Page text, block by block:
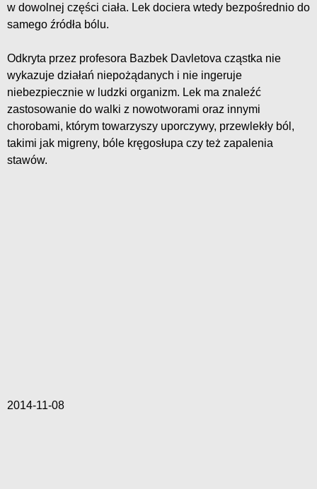
w dowolnej części ciała. Lek dociera wtedy bezpośrednio do
samego źródła bólu.
Odkryta przez profesora Bazbek Davletova cząstka nie
wykazuje działań niepożądanych i nie ingeruje
niebezpiecznie w ludzki organizm. Lek ma znaleźć
zastosowanie do walki z nowotworami oraz innymi
chorobami, którym towarzyszy uporczywy, przewlekły ból,
takimi jak migreny, bóle kręgosłupa czy też zapalenia
stawów.
2014-11-08